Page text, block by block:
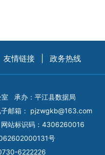
友情链接 政务热线
承办：平江县数据局
邮箱： pjzwgkb@163.com
网站标识码：4306260016
号
6222226